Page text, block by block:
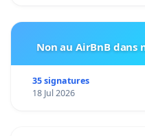
Non au AirBnB
35 signatures
18 Jul 2026